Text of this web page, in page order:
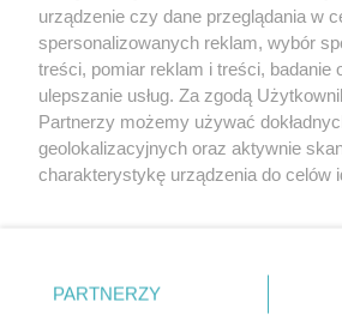
Redakcja Reklama
the:protocol
urządzenie czy dane przeglądania w
spersonalizowanych reklam, wybór
treści, pomiar reklam i treści, badanie
ulepszanie usług. Za zgodą
Partnerzy możemy używać
geolokalizacyjnych oraz aktywnie
charakterystykę urządzenia do celów
zmienić/wycofać klikając przycisk
znajdujący się w lewym dolnym rogu
PARTNERZY